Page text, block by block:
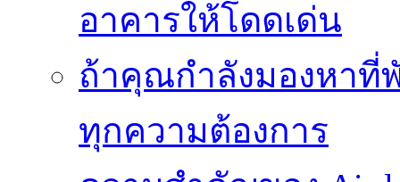
อาคารให้โดดเด่น
ถ้าคุณกำลังมองหาที่
ทุกความต้องการ